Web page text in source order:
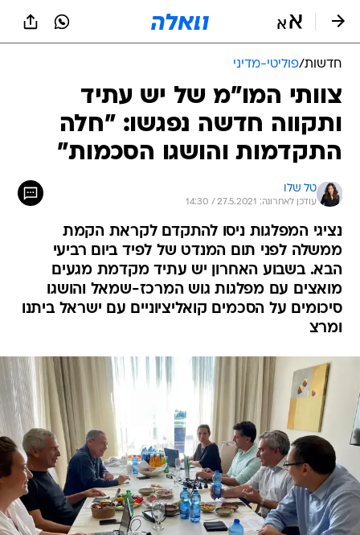
חדשות/פוליטי-מדיני
צוותי המו"מ של יש עתיד
ותקווה חדשה נפגשו: "חלה
התקדמות והושגו הסכמות"
טל שלו
עודכן לאחרונה: 27.5.2021 / 14:30
נציגי המפלגות ניסו להתקדם לקראת הקמת
ממשלה לפני תום המנדט של לפיד ביום רביעי
הבא. בשבוע האחרון יש עתיד מקדמת מגעים
מואצים עם מפלגות גוש המרכז-שמאל והושגו
סיכומים על הסכמים קואליציוניים עם ישראל ביתנו
ומרצ